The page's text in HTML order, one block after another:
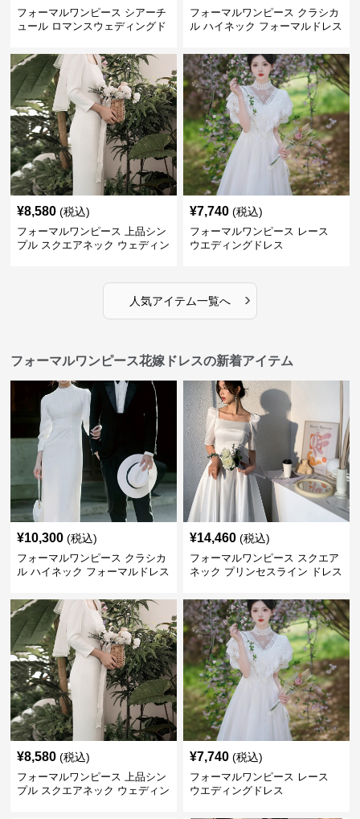
フォーマルワンピース シアーチ
ュール ロマンスウェディングド
フォーマルワンピース クラシカ
ル ハイネック フォーマルドレス
¥8,580 (税込)
フォーマルワンピース 上品シン
プル スクエアネック ウェディン
¥7,740 (税込)
フォーマルワンピース レース
ウエディングドレス
人気アイテム一覧へ ›
フォーマルワンピース花嫁ドレスの新着アイテム
¥10,300 (税込)
フォーマルワンピース クラシカ
ル ハイネック フォーマルドレス
¥14,460 (税込)
フォーマルワンピース スクエア
ネック プリンセスライン ドレス
¥8,580 (税込)
フォーマルワンピース 上品シン
プル スクエアネック ウェディン
¥7,740 (税込)
フォーマルワンピース レース
ウエディングドレス